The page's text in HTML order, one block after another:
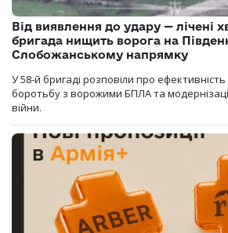
Від виявлення до удару — лічені
бригада нищить ворога на
Слобожанському напрямку
У 58-й бригаді розповіли про ефективність
боротьбу з ворожими БПЛА та
війни.